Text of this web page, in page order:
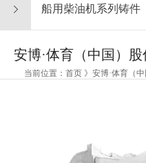
船用柴油机系列铸件
安博·体育（中国）
当前位置：首页 》安博·体育（